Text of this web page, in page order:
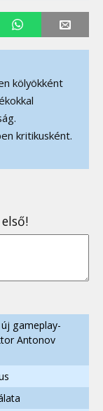
kölyökként
kritikusként.
gameplay-
Antonov